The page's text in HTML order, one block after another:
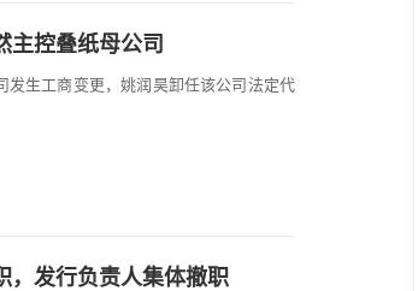
主控叠纸母公司
生工商变更，姚润昊卸任该公司法定代
，发行负责人集体撤职